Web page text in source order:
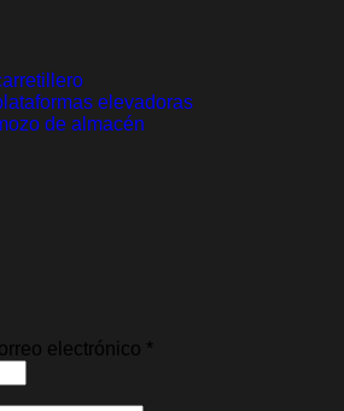
elevadoras
de almacén
electrónico *